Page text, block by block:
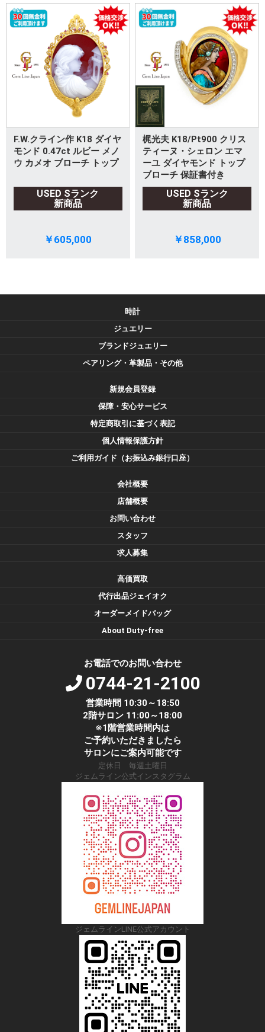
F.W.クライン作 K18 ダイヤ
モンド 0.47ct ルビー メノ
ウ カメオ ブローチ トップ
USED Sランク
新商品
￥605,000
梶光夫 K18/Pt900 クリス
ティーヌ・シェロン エマ
ーユ ダイヤモンド トップ
ブローチ 保証書付き
USED Sランク
新商品
￥858,000
時計
ジュエリー
ブランドジュエリー
ペアリング・革製品・その他
新規会員登録
保障・安心サービス
特定商取引に基づく表記
個人情報保護方針
ご利用ガイド（お振込み銀行口座）
会社概要
店舗概要
お問い合わせ
スタッフ
求人募集
高価買取
代行出品ジェイオク
オーダーメイドバッグ
About Duty-free
お電話でのお問い合わせ
0744-21-2100
営業時間 10:30～18:50
2階サロン 11:00～18:00
※1階営業時間内は
ご予約いただきましたら
サロンにご案内可能です
定休日 毎週土曜日
ジェムライン公式インスタグラム
ジェムラインLINE公式アカウント